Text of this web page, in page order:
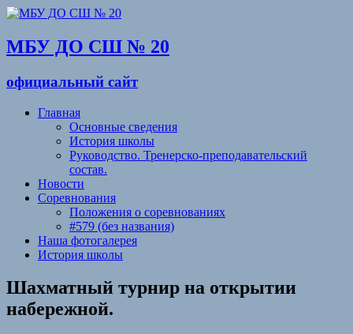
МБУ ДО СШ № 20
официальный сайт
Главная
Основные сведения
История школы
Руководство. Тренерско-преподавательский
состав.
Новости
Соревнования
Положения о соревнованиях
#579 (без названия)
Наша фотогалерея
История школы
Шахматный турнир на открытии
набережной.